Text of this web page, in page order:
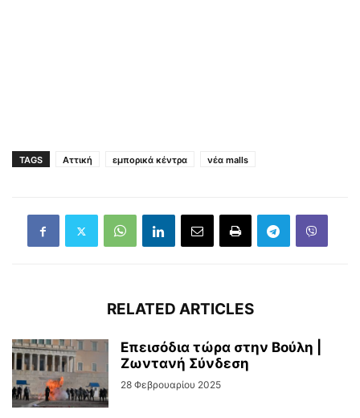
TAGS Αττική εμπορικά κέντρα νέα malls
RELATED ARTICLES
Επεισόδια τώρα στην Βούλη |
Ζωντανή Σύνδεση
28 Φεβρουαρίου 2025